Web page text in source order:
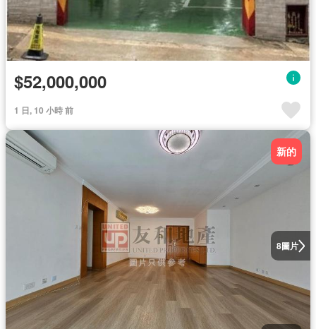
$52,000,000
1 日, 10 小時 前
8圖片
新的